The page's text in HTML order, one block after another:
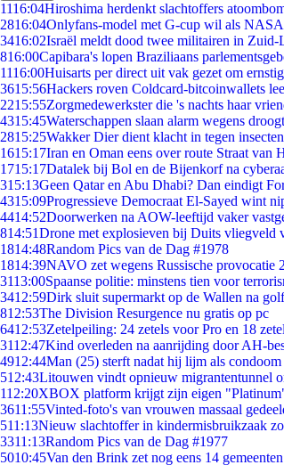
1116:04Hiroshima herdenkt slachtoffers
2816:04Onlyfans-model met G-cup wil als
3416:02Israël meldt dood twee militairen in
816:00Capibara's lopen Braziliaans
1116:00Huisarts per direct uit vak gezet om
3615:56Hackers roven Coldcard-bitcoinwallets
2215:55Zorgmedewerkster die 's nachts haar
4315:45Waterschappen slaan alarm wegens
2815:25Wakker Dier dient klacht in tegen
1615:17Iran en Oman eens over route Straat van
1715:17Datalek bij Bol en de Bijenkorf na
315:13Geen Qatar en Abu Dhabi? Dan eindigt
4315:09Progressieve Democraat El-Sayed wint
4414:52Doorwerken na AOW-leeftijd vaker
814:51Drone met explosieven bij Duits vliegveld
1814:48Random Pics van de Dag #1978
1814:39NAVO zet wegens Russische provocatie
3113:00Spaanse politie: minstens tien voor
3412:59Dirk sluit supermarkt op de Wallen na
812:53The Division Resurgence nu gratis op pc
6412:53Zetelpeiling: 24 zetels voor Pro en 18
3112:47Kind overleden na aanrijding door AH-
4912:44Man (25) sterft nadat hij lijm als
512:43Litouwen vindt opnieuw migrantentunnel
112:20XBOX platform krijgt zijn eigen
3611:55Vinted-foto's van vrouwen massaal
511:13Nieuw slachtoffer in kindermisbruikzaak
3311:13Random Pics van de Dag #1977
5010:45Van den Brink zet nog eens 14